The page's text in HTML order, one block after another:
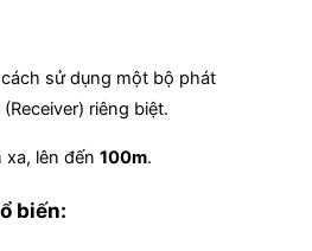
sử dụng một bộ phát
riêng biệt.
lên đến 100m.
biến: